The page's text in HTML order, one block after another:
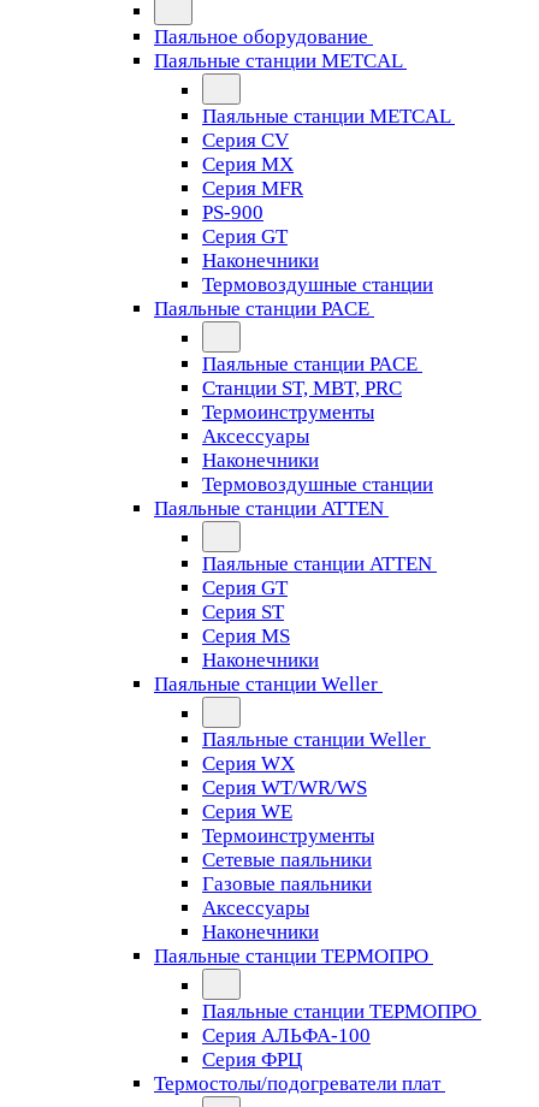
Паяльное оборудование
Паяльные станции METCAL
Паяльные станции METCAL
Серия CV
Серия MX
Серия MFR
PS-900
Серия GT
Наконечники
Термовоздушные станции
Паяльные станции PACE
Паяльные станции PACE
Станции ST, MBT, PRC
Термоинструменты
Аксессуары
Наконечники
Термовоздушные станции
Паяльные станции ATTEN
Паяльные станции ATTEN
Серия GT
Серия ST
Серия MS
Наконечники
Паяльные станции Weller
Паяльные станции Weller
Серия WX
Серия WT/WR/WS
Серия WE
Термоинструменты
Сетевые паяльники
Газовые паяльники
Аксессуары
Наконечники
Паяльные станции ТЕРМОПРО
Паяльные станции ТЕРМОПРО
Серия АЛЬФА-100
Серия ФРЦ
Термостолы/подогреватели плат